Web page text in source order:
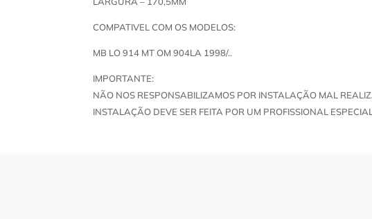
COMPATIVEL COM OS MODELOS:
MB LO 914 MT OM 904LA 1998/..
IMPORTANTE:
NÃO NOS RESPONSABILIZAMOS POR INSTALAÇÃO MAL
INSTALAÇÃO DEVE SER FEITA POR UM PROFISSIONAL